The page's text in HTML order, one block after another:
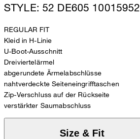
STYLE: 52 DE605 10015952
REGULAR FIT
Kleid in H-Linie
U-Boot-Ausschnitt
Dreiviertelärmel
abgerundete Ärmelabschlüsse
nahtverdeckte Seiteneingrifftaschen
Zip-Verschluss auf der Rückseite
verstärkter Saumabschluss
Size & Fit